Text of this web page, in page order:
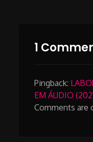
1
Pingback:
EM ÁUDIO
Comments are